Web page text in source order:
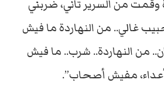
من السرير تاني، ضربني
غالي.. من النهاردة ما فيش
من النهاردة.. شرب.. ما فيش
مفيش أصحاب”.